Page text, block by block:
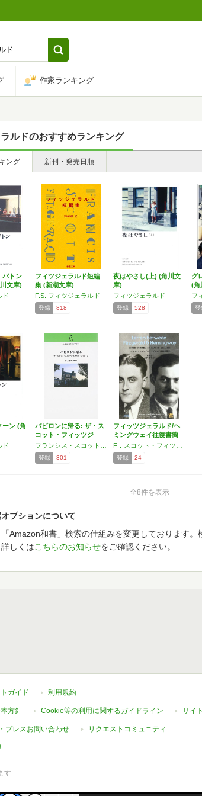
作家ランキング
ルドのおすすめランキング
ング 新刊・発売日順
バトン
文庫)
ド
フィツジェラルド短編
集 (新潮文庫)
F.S. フィツジェラルド
登録 818
夜はやさし(上) (角川文
庫)
フィツジェラルド
登録 528
グ
(角
フ
登
ーン (角
ド
バビロンに帰る: ザ・ス
コット・フィッツジ
ェ…
登録 301
フィッツジェラルド/ヘ
ミングウェイ往復書簡
集
登録 24
全8件を表示
プションについて
Amazon和書」検索の仕組みを変更しております
しくはこちらのお知らせをご確認ください。
ガイド 利用規約
方針 Cookie等の利用に関するガイドライン サイ
プレスお問い合わせ リクエストコミュニティ
す